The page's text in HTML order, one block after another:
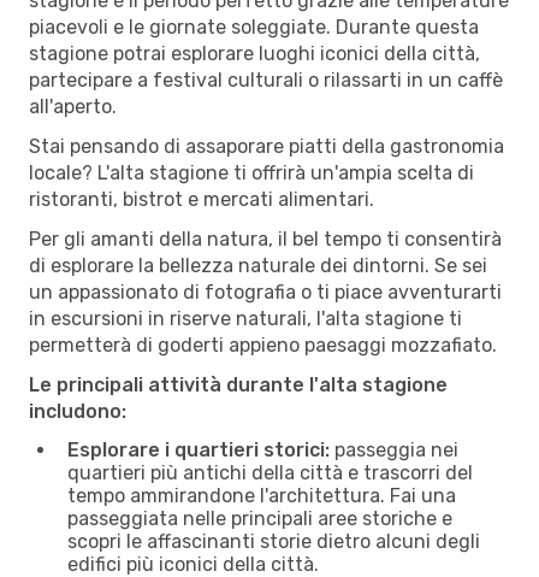
piacevoli e le giornate soleggiate. Durante questa
stagione potrai esplorare luoghi iconici della città,
partecipare a festival culturali o rilassarti in un caffè
all'aperto.
Stai pensando di assaporare piatti della gastronomia
locale? L'alta stagione ti offrirà un'ampia scelta di
ristoranti, bistrot e mercati alimentari.
Per gli amanti della natura, il bel tempo ti consentirà
di esplorare la bellezza naturale dei dintorni. Se sei
un appassionato di fotografia o ti piace avventurarti
in escursioni in riserve naturali, l'alta stagione ti
permetterà di goderti appieno paesaggi mozzafiato.
Le principali attività durante l'alta stagione
includono:
Esplorare i quartieri storici: passeggia nei
quartieri più antichi della città e trascorri del
tempo ammirandone l'architettura. Fai una
passeggiata nelle principali aree storiche e
scopri le affascinanti storie dietro alcuni degli
edifici più iconici della città.